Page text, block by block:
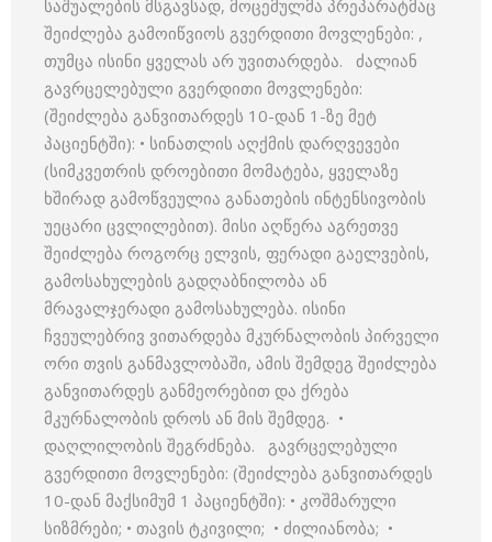
საშუალების მსგავსად, მოცემულმა პრეპარატმაც
შეიძლება გამოიწვიოს გვერდითი მოვლენები: ,
თუმცა ისინი ყველას არ უვითარდება. ძალიან
გავრცელებული გვერდითი მოვლენები:
(შეიძლება განვითარდეს 10-დან 1-ზე მეტ
პაციენტში): • სინათლის აღქმის დარღვევები
(სიმკვეთრის დროებითი მომატება, ყველაზე
ხშირად გამოწვეულია განათების ინტენსივობის
უეცარი ცვლილებით). მისი აღწერა აგრეთვე
შეიძლება როგორც ელვის, ფერადი გაელვების,
გამოსახულების გადღაბნილობა ან
მრავალჯერადი გამოსახულება. ისინი
ჩვეულებრივ ვითარდება მკურნალობის პირველი
ორი თვის განმავლობაში, ამის შემდეგ შეიძლება
განვითარდეს განმეორებით და ქრება
მკურნალობის დროს ან მის შემდეგ. •
დაღლილობის შეგრძნება. გავრცელებული
გვერდითი მოვლენები: (შეიძლება განვითარდეს
10-დან მაქსიმუმ 1 პაციენტში): • კოშმარული
სიზმრები; • თავის ტკივილი; • ძილიანობა; •